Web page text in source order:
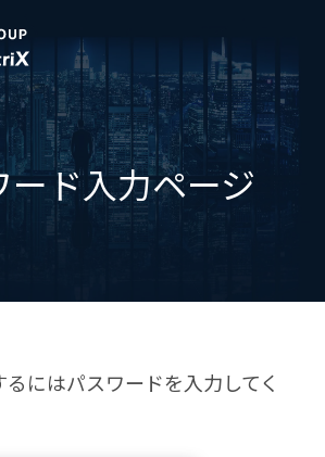
ード入力ページ
にはパスワードを入力してく